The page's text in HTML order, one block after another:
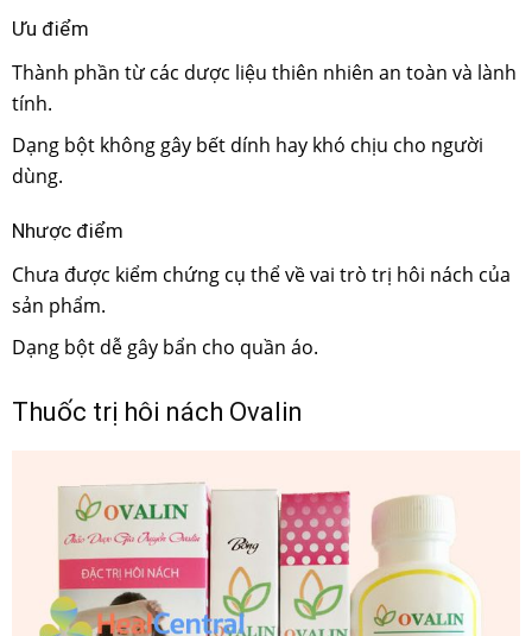
Ưu điểm
Thành phần từ các dược liệu thiên nhiên an toàn và lành
tính.
Dạng bột không gây bết dính hay khó chịu cho người
dùng.
Nhược điểm
Chưa được kiểm chứng cụ thể về vai trò trị hôi nách của
sản phẩm.
Dạng bột dễ gây bẩn cho quần áo.
Thuốc trị hôi nách Ovalin